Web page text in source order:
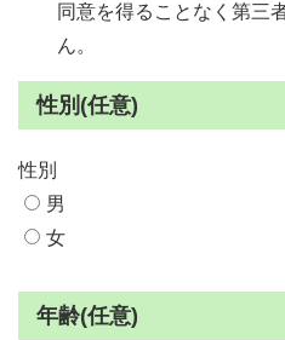
同意を得ることなく第三
ん。
性別(任意)
性別
男
女
年齢(任意)